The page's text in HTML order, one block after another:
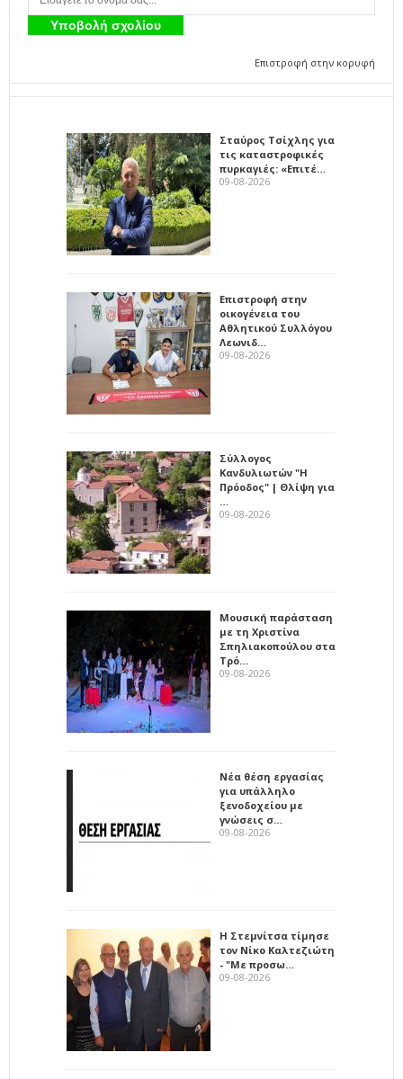
Επιστροφή στην κορυφή
Σταύρος Τσίχλης για
τις καταστροφικές
πυρκαγιές: «Επιτέ…
09-08-2026
Επιστροφή στην
οικογένεια του
Αθλητικού Συλλόγου
Λεωνιδ…
09-08-2026
Σύλλογος
Κανδυλιωτών "Η
Πρόοδος" | Θλίψη για
…
09-08-2026
Μουσική παράσταση
με τη Χριστίνα
Σπηλιακοπούλου στα
Τρό…
09-08-2026
Νέα θέση εργασίας
για υπάλληλο
ξενοδοχείου με
γνώσεις σ…
09-08-2026
Η Στεμνίτσα τίμησε
τον Νίκο Καλτεζιώτη
- "Με προσω…
09-08-2026